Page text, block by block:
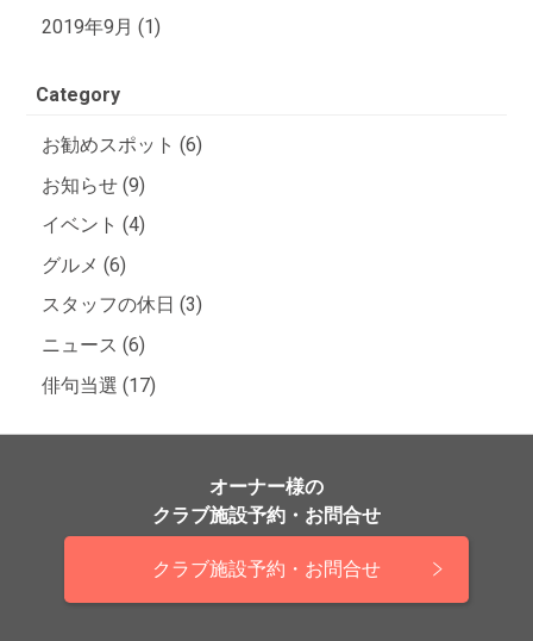
2019年9月 (1)
Category
お勧めスポット (6)
お知らせ (9)
イベント (4)
グルメ (6)
スタッフの休日 (3)
ニュース (6)
俳句当選 (17)
オーナー様の
クラブ施設予約・お問合せ
クラブ施設予約・お問合せ